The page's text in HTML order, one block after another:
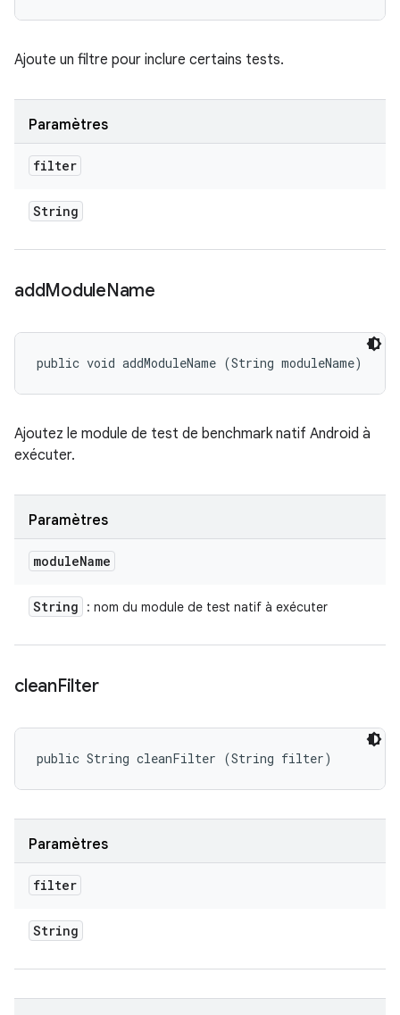
Ajoute un filtre pour inclure certains tests.
Paramètres
filter
String
addModuleName
public void addModuleName (String moduleName)
Ajoutez le module de test de benchmark natif Android à
exécuter.
Paramètres
moduleName
String : nom du module de test natif à exécuter
cleanFilter
public String cleanFilter (String filter)
Paramètres
filter
String